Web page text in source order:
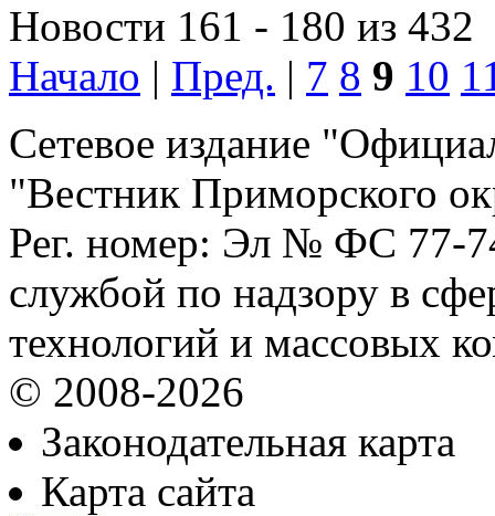
Новости 161 - 180 из 432
Начало | Пред. | 7 8 9 10
Сетевое издание
"Вестник Приморского
Рег. номер: Эл № ФС 77-
службой по надзору в
технологий и массовых
© 2008-2026
Законодательная карта
Карта сайта